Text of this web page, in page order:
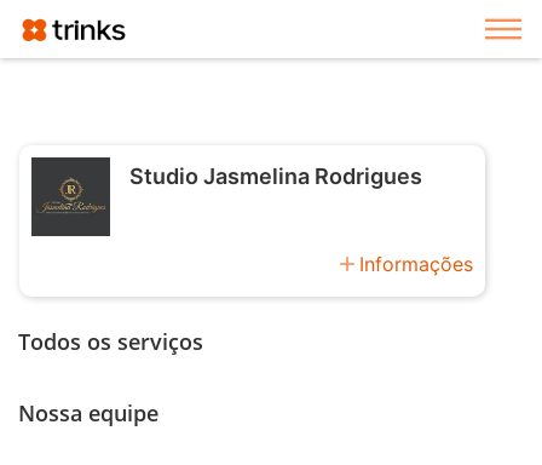
Studio Jasmelina Rodrigues
add Informações
Todos os serviços
Nossa equipe